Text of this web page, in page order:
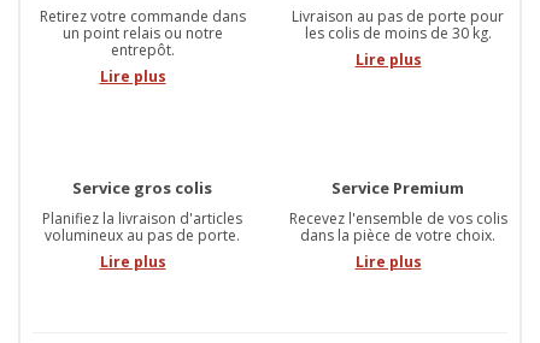
Retirez votre commande dans
un point relais ou notre
entrepôt.
Lire plus
Livraison au pas de porte pour
les colis de moins de 30 kg.
Lire plus
Service gros colis
Planifiez la livraison d'articles
volumineux au pas de porte.
Lire plus
Service Premium
Recevez l'ensemble de vos colis
dans la pièce de votre choix.
Lire plus